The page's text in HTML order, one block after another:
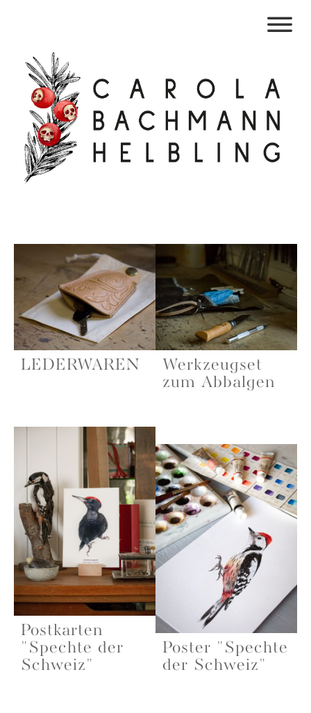
LEDERWAREN
Werkzeugset
zum Abbalgen
Postkarten
"Spechte der
Schweiz"
Poster "Spechte
der Schweiz"